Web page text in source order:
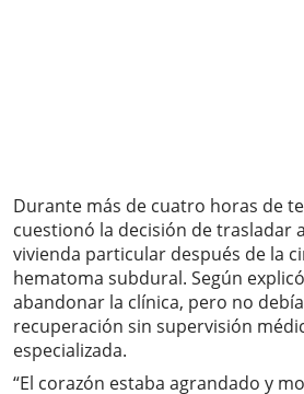
Durante más de cuatro horas de
cuestionó la decisión de trasladar
vivienda particular después de la
hematoma subdural. Según
abandonar la clínica, pero no
recuperación sin supervisión
especializada.
“El corazón estaba agrandado y